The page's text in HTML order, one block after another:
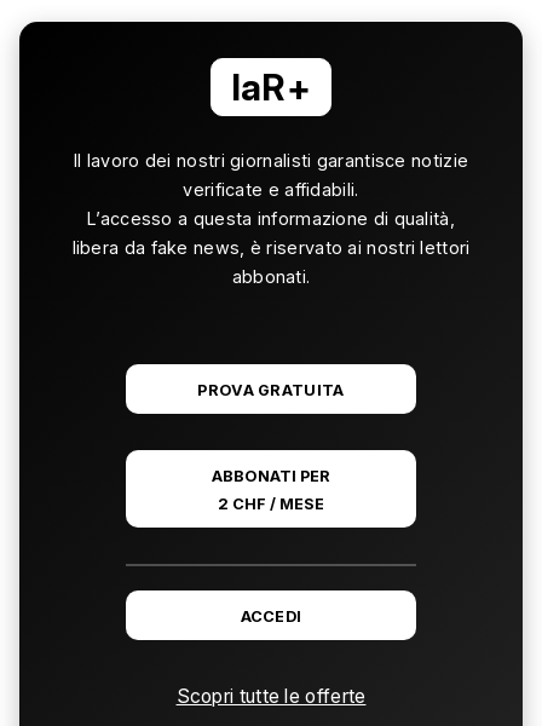
laR+
Il lavoro dei nostri giornalisti garantisce notizie
verificate e affidabili.
L’accesso a questa informazione di qualità,
libera da fake news, è riservato ai nostri lettori
abbonati.
PROVA GRATUITA
ABBONATI PER
2 CHF / MESE
ACCEDI
Scopri tutte le offerte